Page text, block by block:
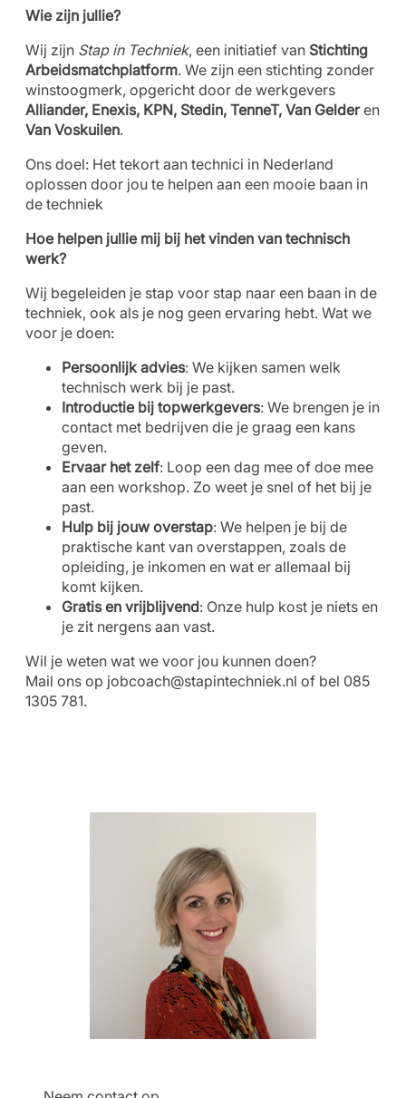
Wie zijn jullie?
Wij zijn Stap in Techniek, een initiatief van Stichting
Arbeidsmatchplatform. We zijn een stichting zonder
winstoogmerk, opgericht door de werkgevers
Alliander, Enexis, KPN, Stedin, TenneT, Van Gelderen
Van Voskuilen.
Ons doel: Het tekort aan technici in Nederland
oplossen door jou te helpen aan een mooie baan in
de techniek
Hoe helpen jullie mij bij het vinden van technisch
werk?
Wij begeleiden je stap voor stap naar een baan in de
techniek, ook als je nog geen ervaring hebt. Wat we
voor je doen:
Persoonlijk advies: We kijken samen welk
technisch werk bij je past.
Introductie bij topwerkgevers: We brengen je in
contact met bedrijven die je graag een kans
geven.
Ervaar het zelf: Loop een dag mee of doe mee
aan een workshop. Zo weet je snel of het bij je
past.
Hulp bij jouw overstap: We helpen je bij de
praktische kant van overstappen, zoals de
opleiding, je inkomen en wat er allemaal bij
komt kijken.
Gratis en vrijblijvend: Onze hulp kost je niets en
je zit nergens aan vast.
Wil je weten wat we voor jou kunnen doen?
Mail ons op jobcoach@stapintechniek.nl of bel 085
1305 781.